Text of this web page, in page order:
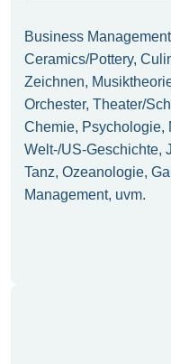
Business
Ceramics/Pottery,
Zeichnen,
Orchester, Theater/
Chemie, Psychologie,
Welt-/US-Geschichte,
Tanz, Ozeanologie,
Management, uvm.